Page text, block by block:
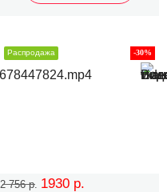
2 756 р. 1930 р.
-30%
Распродажа